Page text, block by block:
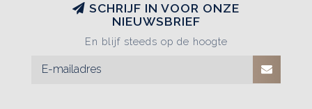
SCHRIJF IN VOOR ONZE
NIEUWSBRIEF
En blijf steeds op de hoogte